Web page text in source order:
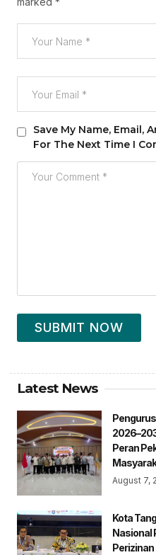
Save My Name, Email,
For The Next Time I
SUBMIT NOW
Latest News
Peran
August 7,
Kota
Nasional